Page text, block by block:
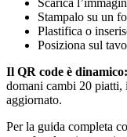
Scarica
Stampalo su un
Plastifica o
Posiziona sul
Il QR code è dinamico:
domani cambi 20 piatti,
aggiornato.
Per la guida completa